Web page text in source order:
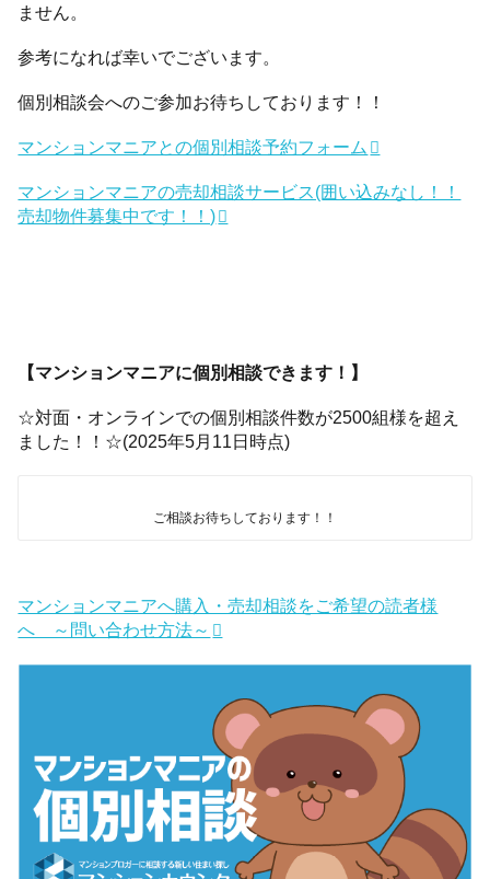
ません。
参考になれば幸いでございます。
個別相談会へのご参加お待ちしております！！
マンションマニアとの個別相談予約フォーム
マンションマニアの売却相談サービス(囲い込みなし！！
売却物件募集中です！！)
【マンションマニアに個別相談できます！】
☆対面・オンラインでの個別相談件数が2500組様を超え
ました！！☆(2025年5月11日時点)
ご相談お待ちしております！！
マンションマニアへ購入・売却相談をご希望の読者様
へ ～問い合わせ方法～